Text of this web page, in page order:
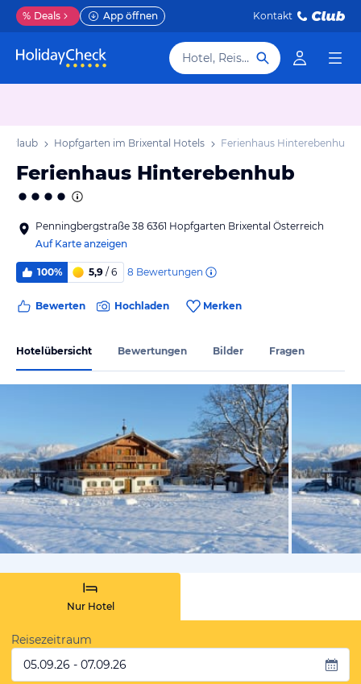
% Deals App öffnen Kontakt
Hotel, Reiseziel
Urlaub Hopfgarten im Brixental Hotels Ferienhaus Hinterebenhub
Ferienhaus Hinterebenhub
Penningbergstraße 38 6361 Hopfgarten Brixental Österreich
Auf Karte anzeigen
100% 5,9 / 6 8 Bewertungen
Bewerten Hochladen Merken
Hotelübersicht Bewertungen Bilder Fragen
vom
Nur Hotel
Reisezeitraum
05.09.26 - 07.09.26